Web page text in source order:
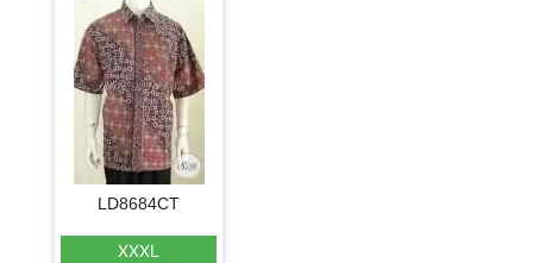
LD8684CT
XXXL